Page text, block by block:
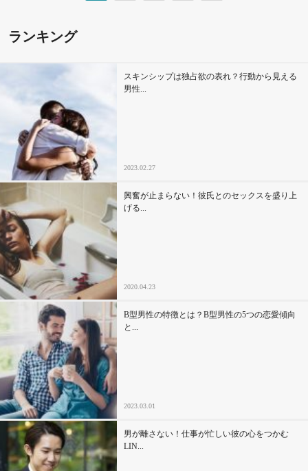
ランキング
スキンシップは独占欲の表れ？行動から見える
男性...
2023.02.27
興奮が止まらない！彼氏とのセックスを盛り上
げる...
2020.04.23
B型男性の特徴とは？B型男性の5つの恋愛傾向
と...
2023.03.01
男が離さない！仕事が忙しい彼の心をつかむ
LIN...